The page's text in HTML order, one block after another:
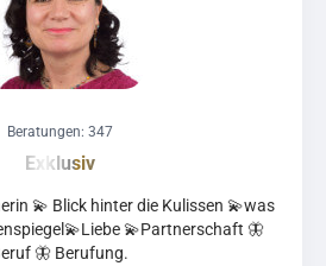
💫 Blick hinter die Kulissen 💫was
💫Partnerschaft 🦋
🦋 Berufung.
Beratungen: 347